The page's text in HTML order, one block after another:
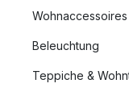
Wohnaccessoires
Beleuchtung
Teppiche &